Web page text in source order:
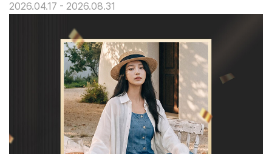
2026.04.17 - 2026.08.31